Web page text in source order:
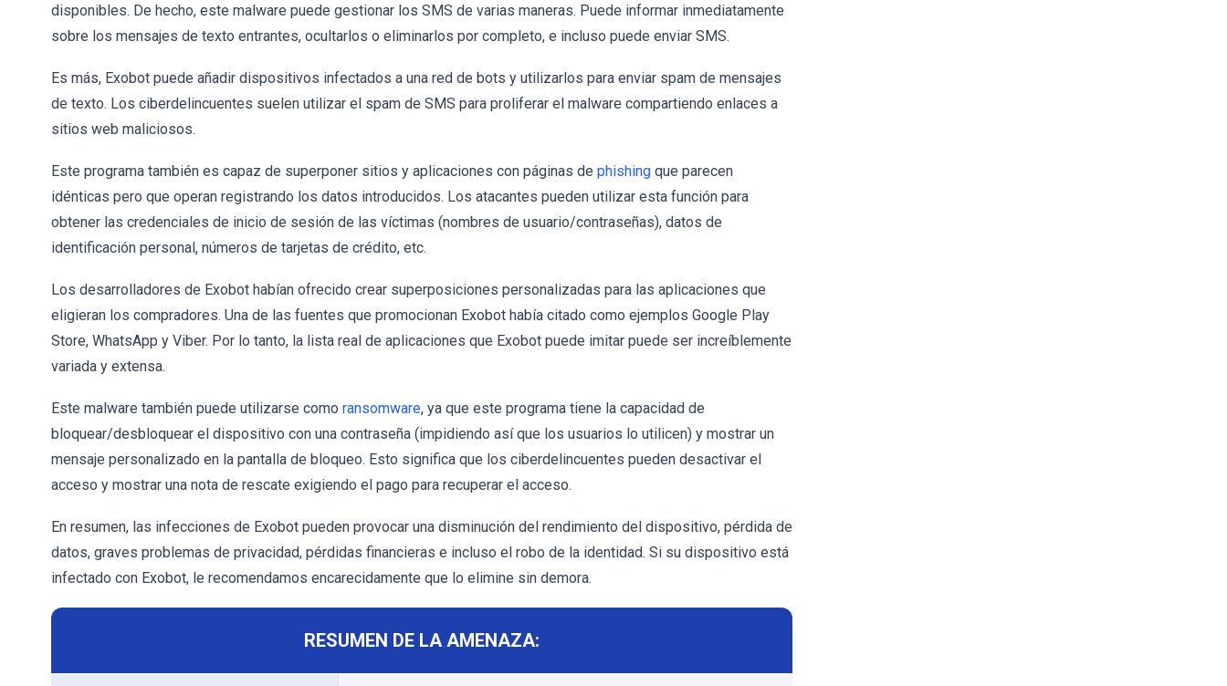
disponibles. De hecho, este malware puede gestionar los SMS de varias maneras. Puede informar inmediatamente
sobre los mensajes de texto entrantes, ocultarlos o eliminarlos por completo, e incluso puede enviar SMS.
Es más, Exobot puede añadir dispositivos infectados a una red de bots y utilizarlos para enviar spam de mensajes
de texto. Los ciberdelincuentes suelen utilizar el spam de SMS para proliferar el malware compartiendo enlaces a
sitios web maliciosos.
Este programa también es capaz de superponer sitios y aplicaciones con páginas de phishing que parecen
idénticas pero que operan registrando los datos introducidos. Los atacantes pueden utilizar esta función para
obtener las credenciales de inicio de sesión de las víctimas (nombres de usuario/contraseñas), datos de
identificación personal, números de tarjetas de crédito, etc.
Los desarrolladores de Exobot habían ofrecido crear superposiciones personalizadas para las aplicaciones que
eligieran los compradores. Una de las fuentes que promocionan Exobot había citado como ejemplos Google Play
Store, WhatsApp y Viber. Por lo tanto, la lista real de aplicaciones que Exobot puede imitar puede ser increíblemente
variada y extensa.
Este malware también puede utilizarse como ransomware, ya que este programa tiene la capacidad de
bloquear/desbloquear el dispositivo con una contraseña (impidiendo así que los usuarios lo utilicen) y mostrar un
mensaje personalizado en la pantalla de bloqueo. Esto significa que los ciberdelincuentes pueden desactivar el
acceso y mostrar una nota de rescate exigiendo el pago para recuperar el acceso.
En resumen, las infecciones de Exobot pueden provocar una disminución del rendimiento del dispositivo, pérdida de
datos, graves problemas de privacidad, pérdidas financieras e incluso el robo de la identidad. Si su dispositivo está
infectado con Exobot, le recomendamos encarecidamente que lo elimine sin demora.
RESUMEN DE LA AMENAZA: